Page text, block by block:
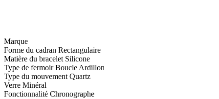
Marque
Forme du cadran Rectangulaire
Matière du bracelet Silicone
Type de fermoir Boucle Ardillon
Type du mouvement Quartz
Verre Minéral
Fonctionnalité Chronographe